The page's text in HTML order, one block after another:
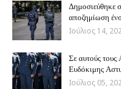
Δημοσιεύθηκε
αποζημίωση
Ιούλιος 14,
Σε αυτούς τους
Ευδόκιμης
Ιούλιος 05,